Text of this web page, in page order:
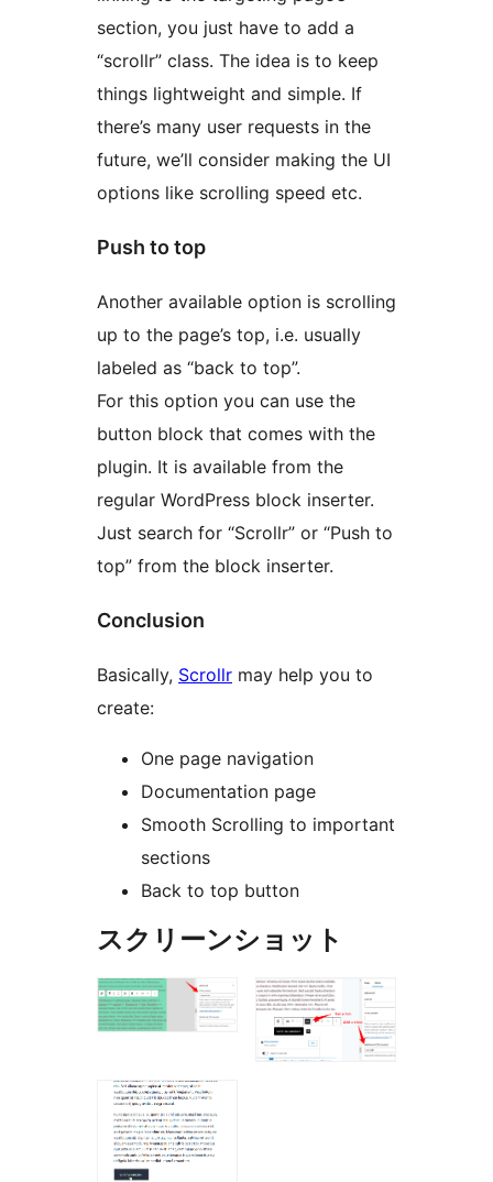
section, you just have to add a
“scrollr” class. The idea is to keep
things lightweight and simple. If
there’s many user requests in the
future, we’ll consider making the UI
options like scrolling speed etc.
Push to top
Another available option is scrolling
up to the page’s top, i.e. usually
labeled as “back to top”.
For this option you can use the
button block that comes with the
plugin. It is available from the
regular WordPress block inserter.
Just search for “Scrollr” or “Push to
top” from the block inserter.
Conclusion
Basically, Scrollr may help you to
create:
One page navigation
Documentation page
Smooth Scrolling to important
sections
Back to top button
スクリーンショット